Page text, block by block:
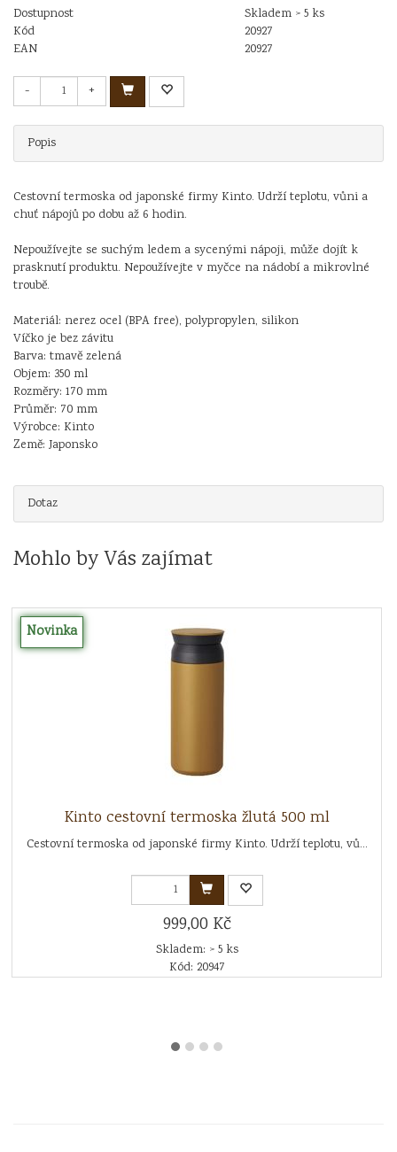
Dostupnost
Skladem > 5 ks
Kód
20927
EAN
20927
- +
Popis
Cestovní termoska od japonské firmy Kinto. Udrží teplotu, vůni a
chuť nápojů po dobu až 6 hodin.
Nepoužívejte se suchým ledem a sycenými nápoji, může dojít k
prasknutí produktu. Nepoužívejte v myčce na nádobí a mikrovlné
troubě.
Materiál: nerez ocel (BPA free), polypropylen, silikon
Víčko je bez závitu
Barva: tmavě zelená
Objem: 350 ml
Rozměry: 170 mm
Průměr: 70 mm
Výrobce: Kinto
Země: Japonsko
Dotaz
Mohlo by Vás zajímat
Novinka
Kinto cestovní termoska žlutá 500 ml
Cestovní termoska od japonské firmy Kinto. Udrží teplotu, vů...
999,00 Kč
Skladem: > 5 ks
Kód: 20947